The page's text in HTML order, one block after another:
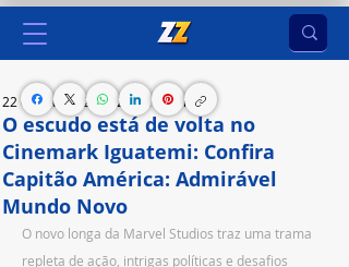
O escudo está de volta no
Cinemark Iguatemi: Confira
Capitão América: Admirável
Mundo Novo
22 de fev. de 2025 2 min de leitura
O novo longa da Marvel Studios traz uma trama
repleta de ação, intrigas políticas e desafios